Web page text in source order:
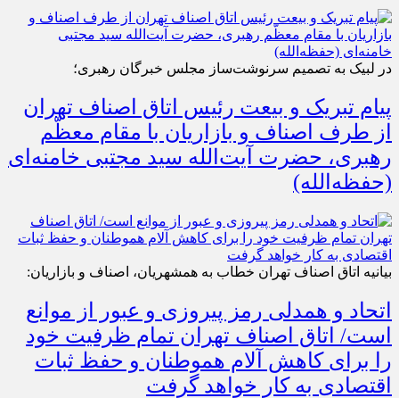
در لبیک به تصمیم سرنوشت‌ساز مجلس خبرگان رهبری؛
پیام تبریک و بیعت رئیس اتاق اصناف تهران
از طرف اصناف و بازاریان با مقام معظّم
رهبری، حضرت آیت‌الله سید مجتبی خامنه‌ای
(حفظه‌الله)
بیانیه اتاق اصناف تهران خطاب به همشهریان، اصناف و بازاریان:
اتحاد و همدلی رمز پیروزی و عبور از موانع
است/ اتاق اصناف تهران تمام ظرفیت خود
را برای کاهش آلام هموطنان و حفظ ثبات
اقتصادی به کار خواهد گرفت